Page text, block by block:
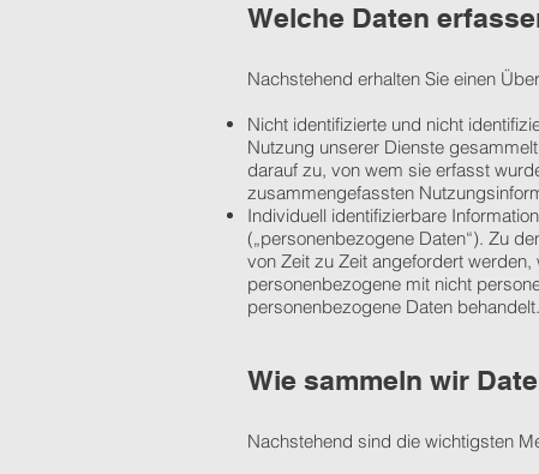
Welche Daten
Nachstehend erhalten Sie einen
Nicht identifizierte und nicht
Nutzung unserer Dienste
darauf zu, von wem sie erfasst
zusammengefassten
Individuell identifizierbare
(„personenbezogene Daten“). Zu
von Zeit zu Zeit angefordert
personenbezogene mit nicht
personenbezogene Daten behandelt.
Wie sammeln wir
Nachstehend sind die wichtigsten